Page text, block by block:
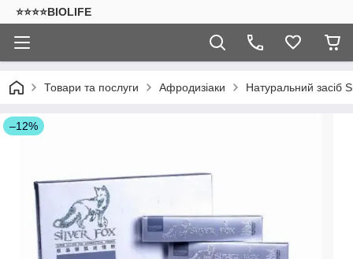
⭐⭐⭐⭐BIOLIFE
Товари та послуги Афродизіаки Натуральний засіб
–12%